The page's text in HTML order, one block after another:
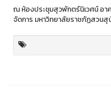
ณ ห้องประชุมสุวพักตร์นิเวศน์ อา
จัดการ มหาวิทยาลัยราชภัฏสวนสุ